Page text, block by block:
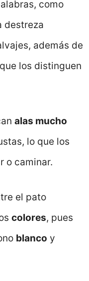
como
destreza
además de
los distinguen
alas mucho
lo que los
o caminar.
el pato
colores, pues
blanco y